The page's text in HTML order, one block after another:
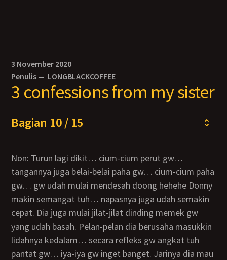
3 November 2020
Penulis — LONGBLACKCOFFEE
3 confessions from my sister
Bagian 10 / 15
Non: Turun lagi dikit… cium-cium perut gw…
tangannya juga belai-belai paha gw… cium-cium paha
gw… gw udah mulai mendesah doong hehehe Donny
makin semangat tuh… napasnya juga udah semakin
cepat. Dia juga mulai jilat-jilat dinding memek gw
yang udah basah. Pelan-pelan dia berusaha masukkin
lidahnya kedalam… secara refleks gw angkat tuh
pantat gw… iya-iya gw inget banget. Jarinya dia mau